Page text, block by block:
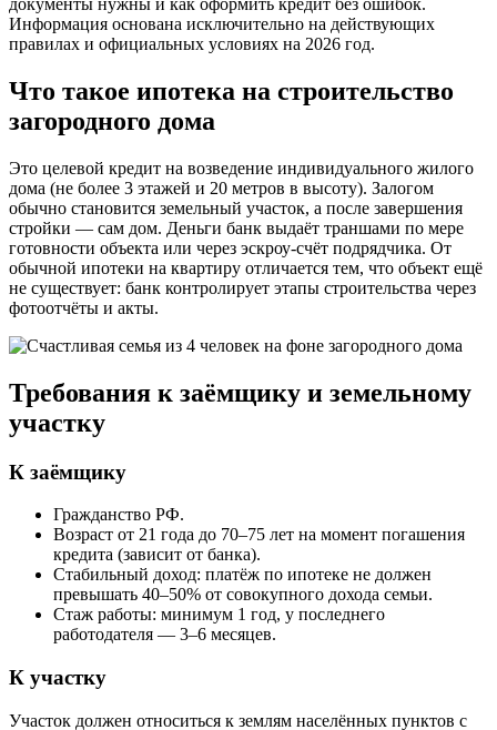
Информация основана исключительно на действующих
правилах и официальных условиях на 2026 год.
Что такое ипотека на строительство
загородного дома
Это целевой кредит на возведение индивидуального жилого
дома (не более 3 этажей и 20 метров в высоту). Залогом
обычно становится земельный участок, а после завершения
стройки — сам дом. Деньги банк выдаёт траншами по мере
готовности объекта или через эскроу-счёт подрядчика. От
обычной ипотеки на квартиру отличается тем, что объект ещё
не существует: банк контролирует этапы строительства через
фотоотчёты и акты.
Требования к заёмщику и земельному
участку
К заёмщику
Гражданство РФ.
Возраст от 21 года до 70–75 лет на момент погашения
кредита (зависит от банка).
Стабильный доход: платёж по ипотеке не должен
превышать 40–50% от совокупного дохода семьи.
Стаж работы: минимум 1 год, у последнего
работодателя — 3–6 месяцев.
К участку
Участок должен относиться к землям населённых пунктов с